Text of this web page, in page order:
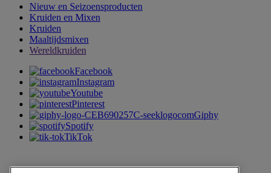
Nieuw en Seizoensproducten
Kruiden en Mixen
Kruiden
Maaltijdsmixen
Wereldkruiden
Facebook
Instagram
Youtube
Pinterest
Giphy
Spotify
TikTok